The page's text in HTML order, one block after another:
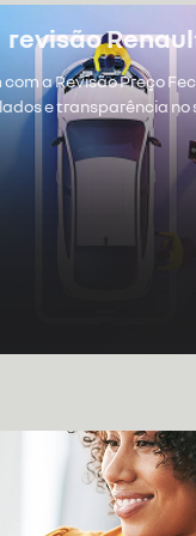
revisão
a Revisão Preço
e transparência no